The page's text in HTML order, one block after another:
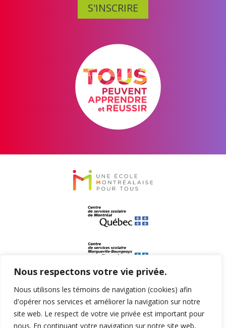
Nous respectons votre vie privée.
Nous utilisons les témoins de navigation (cookies) afin
d'opérer nos services et améliorer la navigation sur notre
site web. Le respect de votre vie privée est important pour
nous. En continuant votre navigation sur notre site web,
S'INSCRIRE